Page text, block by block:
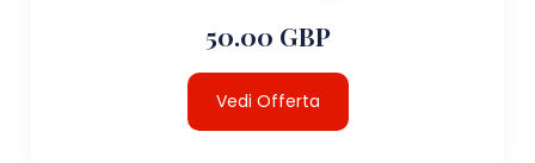
50.00 GBP
Vedi Offerta